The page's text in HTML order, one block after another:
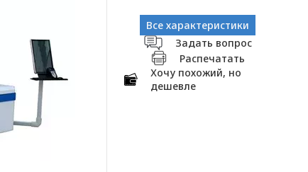
Все характеристики
Задать вопрос
Распечатать
Хочу похожий, но
дешевле